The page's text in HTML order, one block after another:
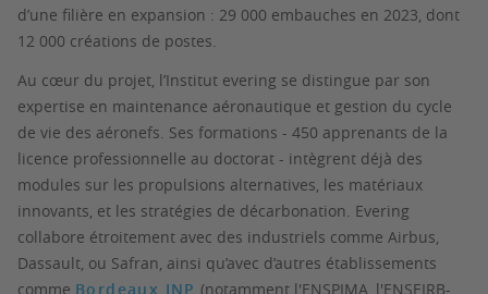
d’une filière en expansion : 29 000 embauches en 2023, dont
12 000 créations de postes.
Au cœur du projet, l’Institut evering se distingue par son
expertise en maintenance aéronautique et gestion du cycle
de vie des aéronefs. Ses formations - 450 apprenants de la
licence professionnelle au doctorat - intègrent déjà des
modules sur les propulsions alternatives, les matériaux
innovants, et les stratégies de décarbonation. Evering
collabore étroitement avec des industriels comme Airbus,
Dassault, ou Safran, ainsi qu’avec d’autres établissements
comme Bordeaux INP (notamment l'ENSPIMA, l'ENSEIRB-